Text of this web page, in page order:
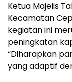
Ketua Majelis
Kecamatan
kegiatan ini
peningkatan
“Diharapkan
yang adaptif